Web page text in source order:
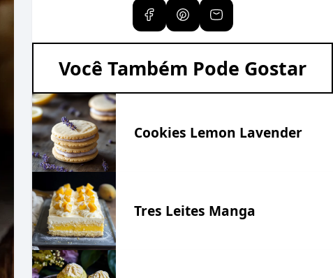
Você Também Pode Gostar
Cookies Lemon Lavender
Tres Leites Manga